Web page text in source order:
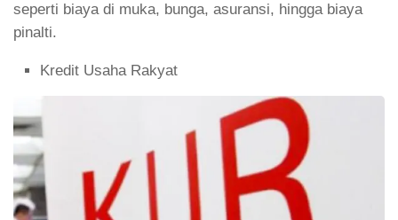
seperti biaya di muka, bunga, asuransi, hingga biaya
pinalti.
Kredit Usaha Rakyat